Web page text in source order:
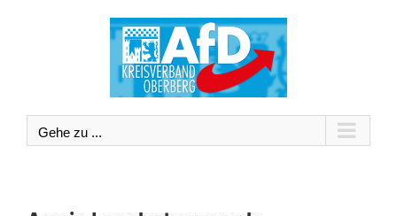
Gehe zu ...